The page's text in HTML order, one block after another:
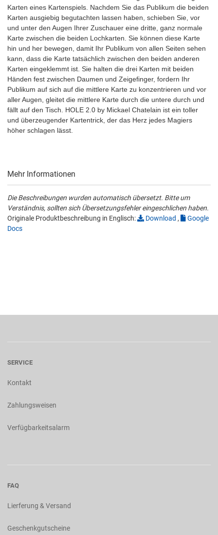
Karten eines Kartenspiels. Nachdem Sie das Publikum die beiden
Karten ausgiebig begutachten lassen haben, schieben Sie, vor
und unter den Augen Ihrer Zuschauer eine dritte, ganz normale
Karte zwischen die beiden Lochkarten. Sie können diese Karte
hin und her bewegen, damit Ihr Publikum von allen Seiten sehen
kann, dass die Karte tatsächlich zwischen den beiden anderen
Karten eingeklemmt ist. Sie halten die drei Karten mit beiden
Händen fest zwischen Daumen und Zeigefinger, fordern Ihr
Publikum auf sich auf die mittlere Karte zu konzentrieren und vor
aller Augen, gleitet die mittlere Karte durch die untere durch und
fällt auf den Tisch. HOLE 2.0 by Mickael Chatelain ist ein toller
und überzeugender Kartentrick, der das Herz jedes Magiers
höher schlagen lässt.
Mehr Informationen
Die Beschreibungen wurden automatisch übersetzt. Bitte um
Verständnis, sollten sich Übersetzungsfehler eingeschlichen haben.
Originale Produktbeschreibung in Englisch:
Download ,
Google
Docs
SERVICE
Kontakt
Zahlungsweisen
Verfügbarkeitsalarm
FAQ
Lierferung & Versand
Geschenkgutscheine